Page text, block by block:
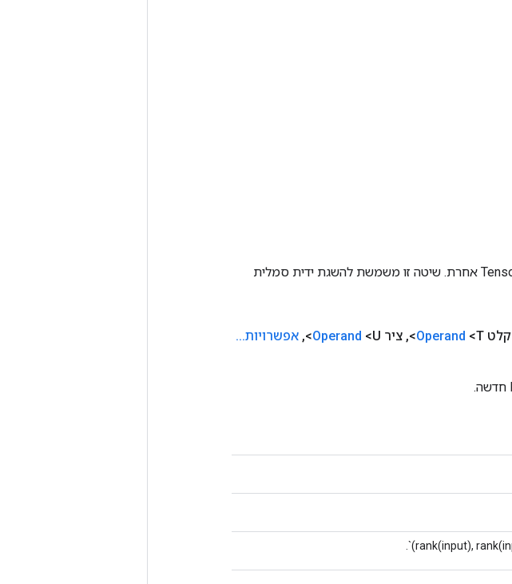
כניסות לפעולות TensorFlow הן יציאות של פעולת TensorFlow אחרת. שיטה זו משמשת להשגת ידית סמלית
קלט Operand <T>
, ציר Operand <U>
, אפשרויות.
.
.